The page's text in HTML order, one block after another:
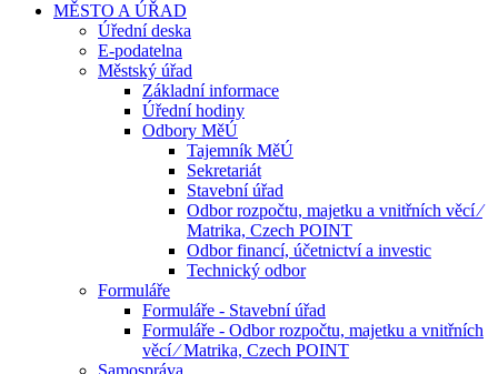
MĚSTO A ÚŘAD
Úřední deska
E-podatelna
Městský úřad
Základní informace
Úřední hodiny
Odbory MěÚ
Tajemník MěÚ
Sekretariát
Stavební úřad
Odbor rozpočtu, majetku a vnitřních věcí ⁄
Matrika, Czech POINT
Odbor financí, účetnictví a investic
Technický odbor
Formuláře
Formuláře - Stavební úřad
Formuláře - Odbor rozpočtu, majetku a vnitřních
věcí ⁄ Matrika, Czech POINT
Samospráva